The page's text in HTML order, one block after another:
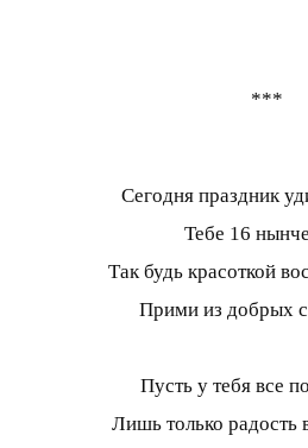
***
Сегодня праздник
Тебе 16
Так будь красоткой
Прими из добрых
Пусть у тебя все
Лишь только радость